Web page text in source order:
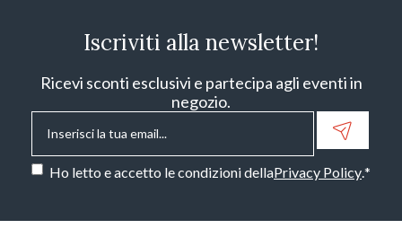
Iscriviti alla newsletter!
Ricevi sconti esclusivi e partecipa agli eventi in
negozio.
Email*
Consenso*
Ho letto e accetto le condizioni dellaPrivacy Policy*